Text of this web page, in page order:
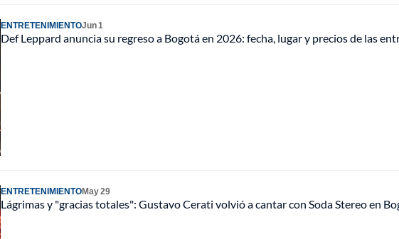
ENTRETENIMIENTOJun 1
Def Leppard anuncia su regreso a Bogotá en 2026: fecha, lugar y precios de las
ENTRETENIMIENTOMay 29
Lágrimas y "gracias totales": Gustavo Cerati volvió a cantar con Soda Stereo en